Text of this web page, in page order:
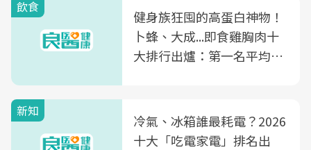
飲食
健身族狂囤的高蛋白神物！
卜蜂、大成...即食雞胸肉十
大排行出爐：第一名平均一
新知
冷氣、冰箱誰最耗電？2026
十大「吃電家電」排名出